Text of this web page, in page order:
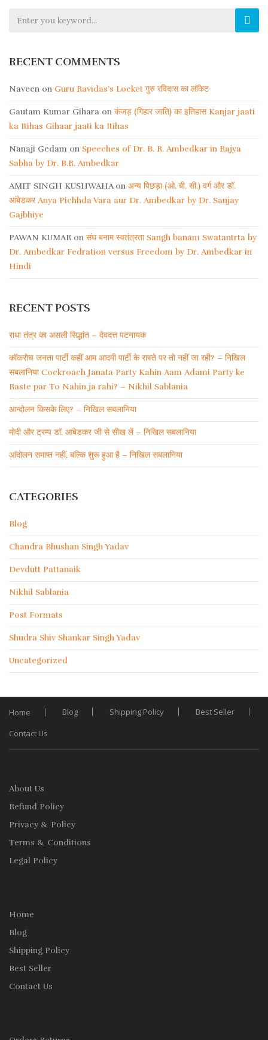
RECENT COMMENTS
Naveen on Guru Ravidas’s Locket गुरु रविदास का लॉकेट
Gautam Kumar Gihara on कंजड़ (गिहार जाति) का इतिहास Kanjar jaati
ka Itihas Gihaar jaati ka Itihas
Nanaji Gedam on Speeches of Dr. B. R. Ambedkar in Rajya
Sabha by Dr. B.R. Ambedkar
AMIT SINGH KUSHWAHAon अन्य पिछड़ा (ओ. बी. सी.) वर्ग और डॉ.
आंबेडकर Anya Pichhda Vara aur Dr. Ambedkar by Dr. Sanjay
Gajbhiye
PAWAN KUMARon संघ बनाम स्वतंत्रता Sangh banam Swatantrta by
Dr. Ambedkar Fedration versus Freedom by Dr. Ambedkar in
Hindi
RECENT POSTS
राधा तंत्र का असली सिद्धांत – देवदत्त पटनायक
कॉकरोच जनता पार्टी कहीं आम आदमी पार्टी के रास्ते पर तो नहीं जा रही? – निखिल
सबलानिया Cockroach Janata Party Kahin Aam Adami Party ke
Raste par To Nahin ja rahi? – Nikhil Sablania
आन्दोलन किसके लिए? – निखिल सबलानिया
मोदी और ट्रम्प डाॅ. आंबेडकर जी से सीख लें – निखिल सबलानिया
आंदोलन समाप्त नहीं, बल्कि शुरू हुआ है – निखिल सबलानिया
CATEGORIES
Blog
Chandra Bhushan Singh Yadav
Devdutt Pattanaik
Nikhil Sablania
Post Formats
Shudra Shiv Shankar Singh Yadav
Uncategorized
Home Blog Shipping Policy
Best Seller
Contact Us
About Us
Refund Policy
Privacy & Policy
Terms & Conditions
Legal Policy
Home
Blog
Shipping Policy
Best Seller
Contact Us